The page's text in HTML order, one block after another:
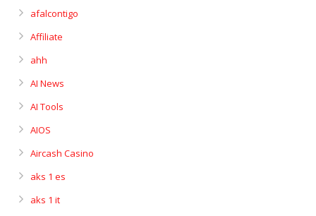
afalcontigo
Affiliate
ahh
AI News
AI Tools
AIOS
Aircash Casino
aks 1 es
aks 1 it